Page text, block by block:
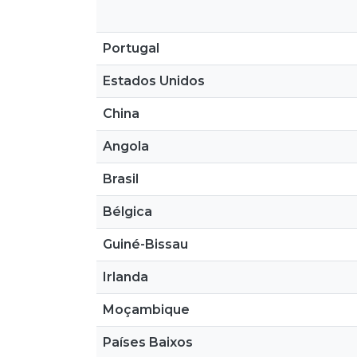
Portugal
Estados Unidos
China
Angola
Brasil
Bélgica
Guiné-Bissau
Irlanda
Moçambique
Países Baixos